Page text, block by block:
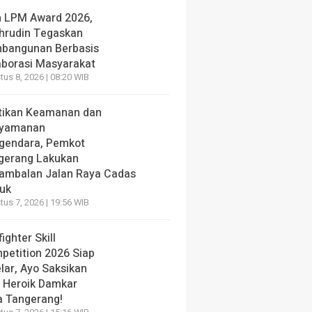
LPM Award 2026,
Tegaskan
Berbasis
Masyarakat
8, 2026 | 08:20 WIB
Keamanan dan
Pemkot
Lakukan
Jalan Raya Cadas
7, 2026 | 19:56 WIB
Skill
2026 Siap
Ayo Saksikan
Damkar
Tangerang!